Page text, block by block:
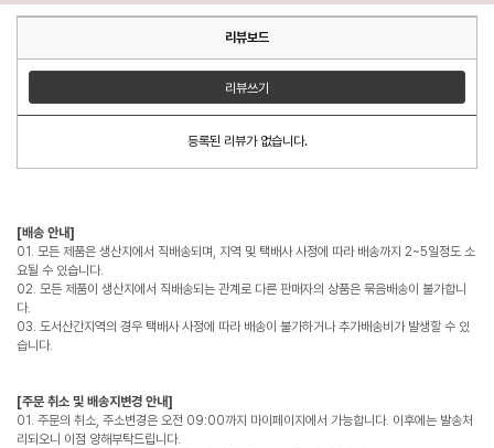
리뷰보드
리뷰쓰기
등록된 리뷰가 없습니다.
[배송 안내]
01. 모든 제품은 생산지에서 직배송되며, 지역 및 택배사 사정에 따라 배송까지 2~5일정도 소
요될 수 있습니다.
02. 모든 제품이 생산지에서 직배송되는 관계로 다른 판매자의 상품은 묶음배송이 불가합니
다.
03. 도서산간지역의 경우 택배사 사정에 따라 배송이 불가하거나 추가배송비가 발생할 수 있
습니다.
[주문 취소 및 배송지변경 안내]
01. 주문의 취소, 주소변경은 오전 09:00까지 마이페이지에서 가능합니다. 이후에는 발송처
리되오니 이점 양해부탁드립니다.